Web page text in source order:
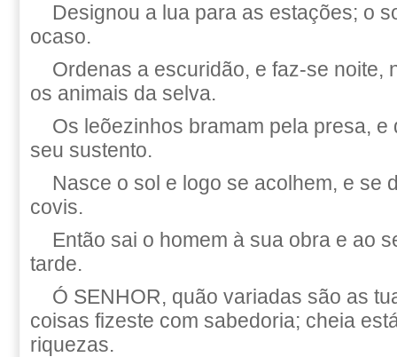
Designou a lua para as estações; o
ocaso.
Ordenas a escuridão, e faz-se noite,
os animais da selva.
Os leõezinhos bramam pela presa, e
seu sustento.
Nasce o sol e logo se acolhem, e se
covis.
Então sai o homem à sua obra e ao
tarde.
Ó SENHOR, quão variadas são as
coisas fizeste com sabedoria; cheia
riquezas.